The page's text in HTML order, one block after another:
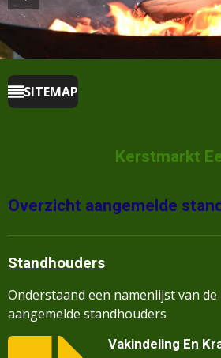
SITEMAP
Kerstmarkt
Overzicht aangemelde
Standhouders
Onderstaand een namenlijst van de
aangemelde standhouders
Vakindeling En